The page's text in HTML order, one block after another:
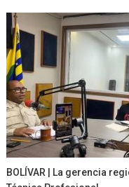
BOLÍVAR | La gerencia